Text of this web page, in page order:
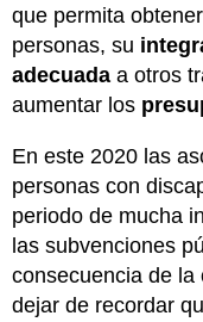
que permita
personas, su
adecuada a otros
aumentar los
En este 2020 las
personas con
periodo de mucha
las subvenciones
consecuencia de la
dejar de recordar